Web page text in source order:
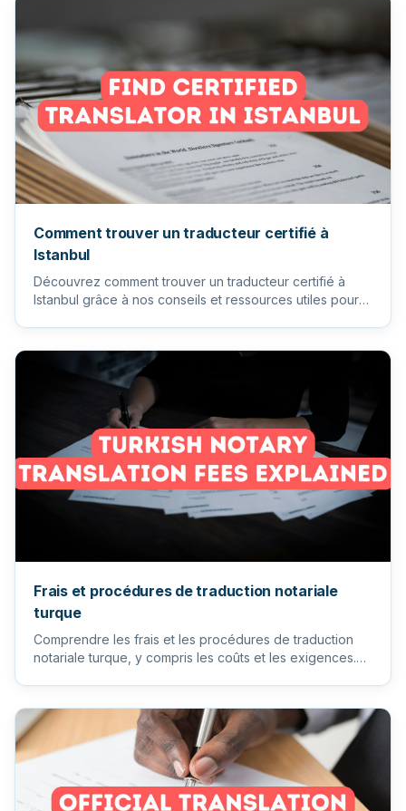
Comment trouver un traducteur certifié à
Istanbul
Découvrez comment trouver un traducteur certifié à
Istanbul grâce à nos conseils et ressources utiles pour
Frais et procédures de traduction notariale
turque
Comprendre les frais et les procédures de traduction
notariale turque, y compris les coûts et les exigences.